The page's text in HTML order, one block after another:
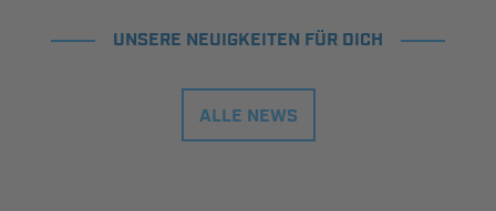
UNSERE NEUIGKEITEN FÜR DICH
ALLE NEWS